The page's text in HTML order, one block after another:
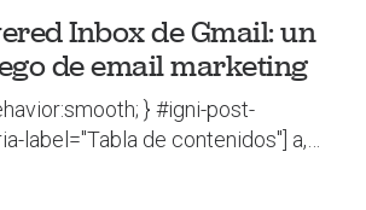
Inbox de Gmail: un
de email marketing
} #igni-post-
label="Tabla de contenidos"] a,…